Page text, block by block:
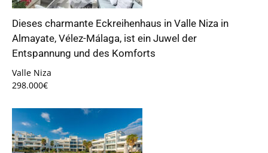
Dieses charmante Eckreihenhaus in Valle Niza in
Almayate, Vélez-Málaga, ist ein Juwel der
Entspannung und des Komforts
Valle Niza
298.000€